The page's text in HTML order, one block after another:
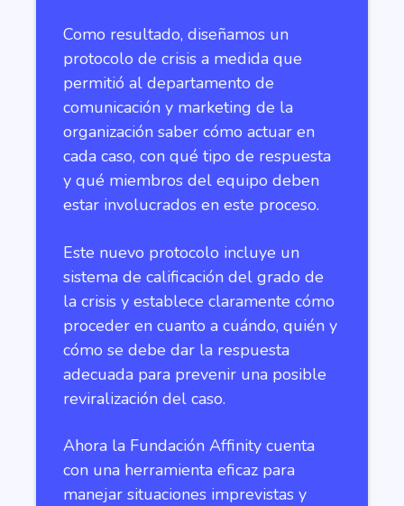
Como resultado, diseñamos un
protocolo de crisis a medida que
permitió al departamento de
comunicación y marketing de la
organización saber cómo actuar en
cada caso, con qué tipo de respuesta
y qué miembros del equipo deben
estar involucrados en este proceso.
Este nuevo protocolo incluye un
sistema de calificación del grado de
la crisis y establece claramente cómo
proceder en cuanto a cuándo, quién y
cómo se debe dar la respuesta
adecuada para prevenir una posible
reviralización del caso.
Ahora la Fundación Affinity cuenta
con una herramienta eficaz para
manejar situaciones imprevistas y